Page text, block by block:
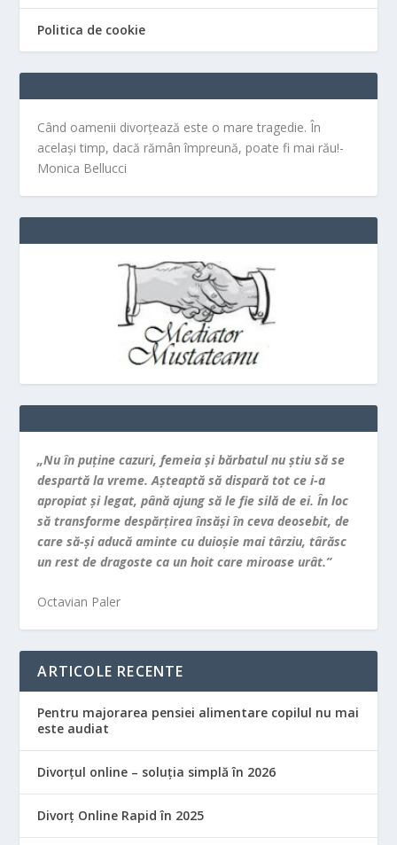
Politica de cookie
Când oamenii divorțează este o mare tragedie. În
același timp, dacă rămân împreună, poate fi mai rău!-
Monica Bellucci
„Nu în puţine cazuri, femeia şi bărbatul nu ştiu să se
despartă la vreme. Aşteaptă să dispară tot ce i-a
apropiat şi legat, până ajung să le fie silă de ei. În loc
să transforme despărţirea însăşi în ceva deosebit, de
care să-şi aducă aminte cu duioşie mai târziu, târăsc
un rest de dragoste ca un hoit care miroase urât.”
Octavian Paler
ARTICOLE RECENTE
Pentru majorarea pensiei alimentare copilul nu mai
este audiat
Divorțul online – soluția simplă în 2026
Divorț Online Rapid în 2025